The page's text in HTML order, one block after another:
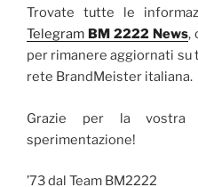
Trovate tutte le
TelegramBM 2222 News,
per rimanere aggiornati
rete BrandMeister italiana.
Grazie per la vostra
sperimentazione!
’73 dal Team BM2222